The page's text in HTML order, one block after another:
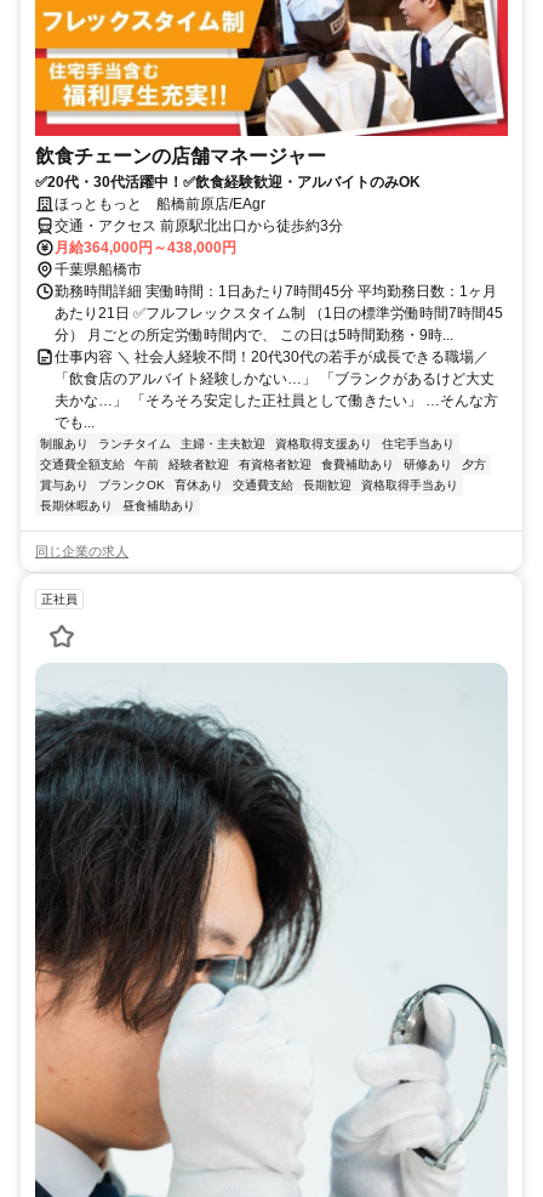
飲食チェーンの店舗マネージャー
✅20代・30代活躍中！✅飲食経験歓迎・アルバイトのみOK
ほっともっと 船橋前原店/EAgr
交通・アクセス 前原駅北出口から徒歩約3分
月給364,000円～438,000円
千葉県船橋市
勤務時間詳細 実働時間：1日あたり7時間45分 平均勤務日数：1ヶ月
あたり21日 ✅フルフレックスタイム制 （1日の標準労働時間7時間45
分） 月ごとの所定労働時間内で、 この日は5時間勤務・9時...
仕事内容 ＼ 社会人経験不問！20代30代の若手が成長できる職場／
「飲食店のアルバイト経験しかない…」 「ブランクがあるけど大丈
夫かな…」 「そろそろ安定した正社員として働きたい」 …そんな方
でも...
制服あり ランチタイム 主婦・主夫歓迎 資格取得支援あり
住宅手当あり
交通費全額支給
午前 経験者歓迎 有資格者歓迎 食費補助あり 研修あり
夕方
賞与あり
ブランクOK 育休あり 交通費支給 長期歓迎
資格取得手当あり
長期休暇あり
昼食補助あり
同じ企業の求人
正社員